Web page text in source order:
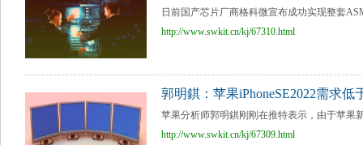
日前国产芯片厂商格科微宣布成功实现整套
http://www.swkit.cn/kj/67310.html
郭明錤：苹果iPhoneSE2022需求
苹果分析师郭明錤刚刚在推特表示，由于苹果
http://www.swkit.cn/kj/67309.html